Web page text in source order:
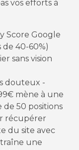
vos efforts à
Score Google
40-60%)
sans vision
douteux -
mène à une
50 positions
récupérer
du site avec
une